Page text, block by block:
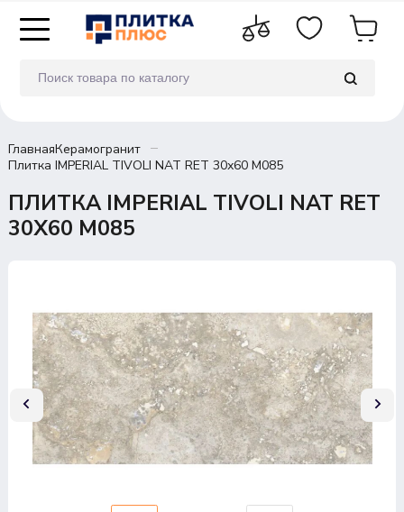
ГлавнаяКерамогранит
Плитка IMPERIAL TIVOLI NAT RET 30х60 M085
ПЛИТКА IMPERIAL TIVOLI NAT RET
30Х60 M085